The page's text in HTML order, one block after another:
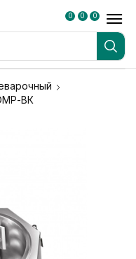
0 0 0
ВК